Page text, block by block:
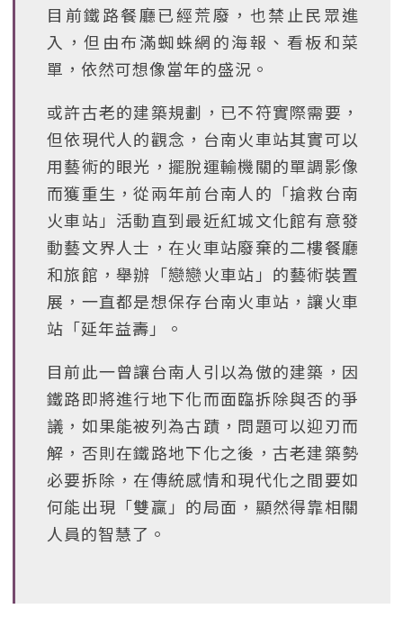
目前鐵路餐廳已經荒廢，也禁止民眾進
入，但由布滿蜘蛛網的海報、看板和菜
單，依然可想像當年的盛況。
或許古老的建築規劃，已不符實際需要，
但依現代人的觀念，台南火車站其實可以
用藝術的眼光，擺脫運輸機關的單調影像
而獲重生，從兩年前台南人的「搶救台南
火車站」活動直到最近紅城文化館有意發
動藝文界人士，在火車站廢棄的二樓餐廳
和旅館，舉辦「戀戀火車站」的藝術裝置
展，一直都是想保存台南火車站，讓火車
站「延年益壽」。
目前此一曾讓台南人引以為傲的建築，因
鐵路即將進行地下化而面臨拆除與否的爭
議，如果能被列為古蹟，問題可以迎刃而
解，否則在鐵路地下化之後，古老建築勢
必要拆除，在傳統感情和現代化之間要如
何能出現「雙贏」的局面，顯然得靠相關
人員的智慧了。